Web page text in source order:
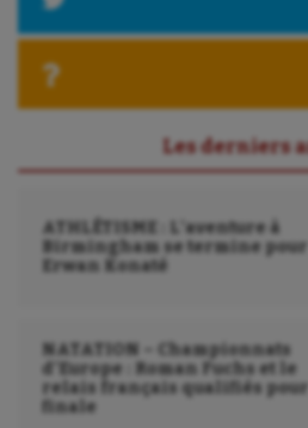
Les derniers
ATHLÉTISME : L’aventure à
Birmingham se termine pour
Erwan Konaté
NATATION – Championnats
d’Europe : Roman Fuchs et le
relais français qualifiés
finale